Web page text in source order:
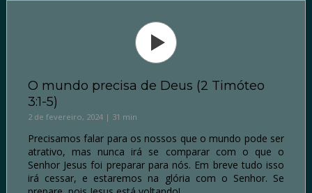
O mundo precisa de Deus (2 Timóteo
3:1-5)
2 de fevereiro, 2024 | 31 min
Precisamos falar para os nossos que o mundo pode ser
atrativo, mas nunca irá se comparar com o que o
Senhor Jesus foi preparar para nós. Em breve tudo isso
irá cessar, e estaremos na glória com o Senhor. Se